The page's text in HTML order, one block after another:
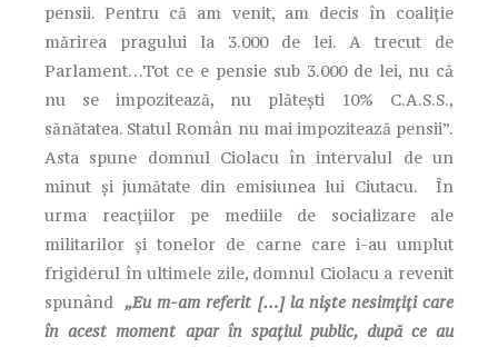
pensii. Pentru că am venit, am decis în coaliție
mărirea pragului la 3.000 de lei. A trecut de
Parlament…Tot ce e pensie sub 3.000 de lei, nu că
nu se impozitează, nu plătești 10% C.A.S.S.,
sănătatea. Statul Român nu mai impozitează pensii”.
Asta spune domnul Ciolacu în intervalul de un
minut și jumătate din emisiunea lui Ciutacu. În
urma reacțiilor pe mediile de socializare ale
militarilor și tonelor de carne care i-au umplut
frigiderul în ultimele zile, domnul Ciolacu a revenit
spunând
„Eu m-am referit […] la nişte nesimţiţi care
în acest moment apar în spaţiul public, după ce au